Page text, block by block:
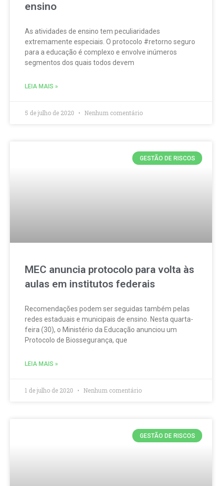
ensino
As atividades de ensino tem peculiaridades
extremamente especiais. O protocolo #retorno seguro
para a educação é complexo e envolve inúmeros
segmentos dos quais todos devem
LEIA MAIS »
5 de julho de 2020 Nenhum comentário
GESTÃO DE RISCOS
MEC anuncia protocolo para volta às
aulas em institutos federais
Recomendações podem ser seguidas também pelas
redes estaduais e municipais de ensino. Nesta quarta-
feira (30), o Ministério da Educação anunciou um
Protocolo de Biossegurança, que
LEIA MAIS »
1 de julho de 2020 Nenhum comentário
GESTÃO DE RISCOS